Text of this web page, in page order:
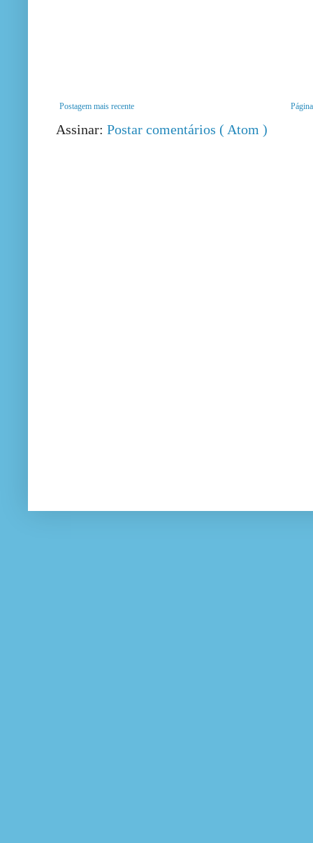
Postagem mais recente
Assinar: Postar comentários ( Atom )